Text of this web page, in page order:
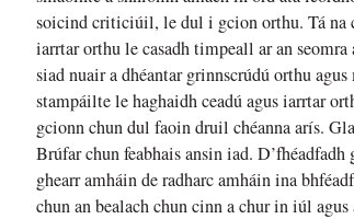
soicind criticiúil, le dul i gcion orthu. Tá na
iarrtar orthu le casadh timpeall ar an seomra
siad nuair a dhéantar grinnscrúdú orthu
stampáilte le haghaidh ceadú agus iarrtar
gcionn chun dul faoin druil chéanna arís.
Brúfar chun feabhais ansin iad.
ghearr amháin de radharc amháin ina
chun an bealach chun cinn a chur in iúl